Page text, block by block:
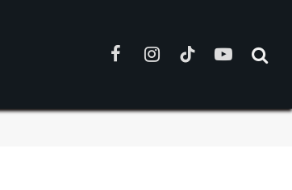
FacebookInstagramTikTokYouTube